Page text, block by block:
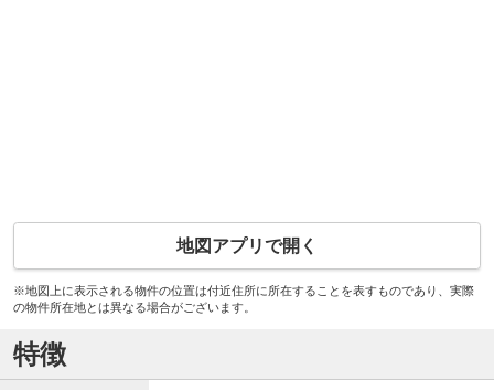
地図アプリで開く
※地図上に表示される物件の位置は付近住所に所在することを表すものであり、実際
の物件所在地とは異なる場合がございます。
特徴